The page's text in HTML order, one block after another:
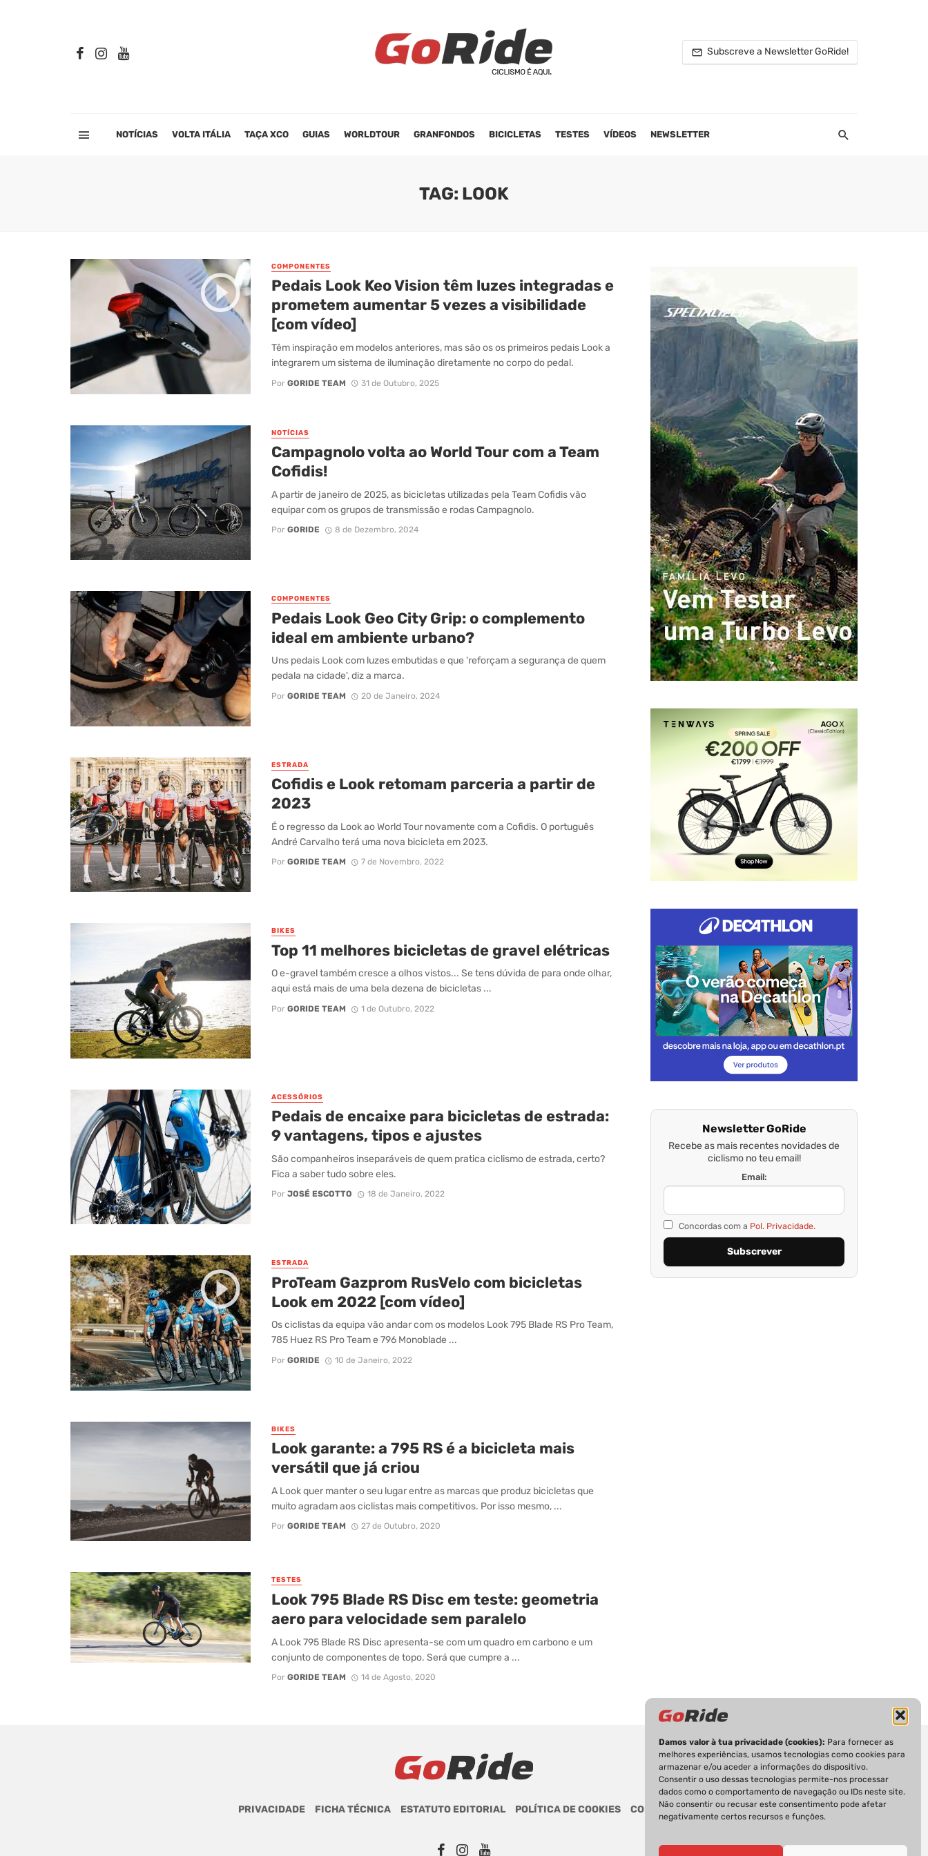
Damos valor à tua privacidade (cookies): Para fornecer as
melhores experiências, usamos tecnologias como cookies para
armazenar e/ou aceder a informações do dispositivo.
Consentir o uso dessas tecnologias permite-nos processar
dados como o comportamento de navegação ou IDs neste site.
Não consentir ou recusar este consentimento pode afetar
negativamente certos recursos e funções.
Subscreve a Newsletter GoRide!
NOTÍCIAS VOLTA ITÁLIA TAÇA XCO GUIAS WORLDTOUR GRANFONDOS BICICLETAS TESTES VÍDEOS NEWSLETTER
TAG: LOOK
COMPONENTES
Pedais Look Keo Vision têm luzes integradas e
prometem aumentar 5 vezes a visibilidade
[com vídeo]
Têm inspiração em modelos anteriores, mas são os os primeiros pedais Look a
integrarem um sistema de iluminação diretamente no corpo do pedal.
Por GORIDE TEAM 31 de Outubro, 2025
NOTÍCIAS
Campagnolo volta ao World Tour com a Team
Cofidis!
A partir de janeiro de 2025, as bicicletas utilizadas pela Team Cofidis vão
equipar com os grupos de transmissão e rodas Campagnolo.
Por GORIDE 8 de Dezembro, 2024
COMPONENTES
Pedais Look Geo City Grip: o complemento
ideal em ambiente urbano?
Uns pedais Look com luzes embutidas e que 'reforçam a segurança de quem
pedala na cidade', diz a marca.
Por GORIDE TEAM 20 de Janeiro, 2024
ESTRADA
Cofidis e Look retomam parceria a partir de
2023
É o regresso da Look ao World Tour novamente com a Cofidis. O português
André Carvalho terá uma nova bicicleta em 2023.
Por GORIDE TEAM 7 de Novembro, 2022
BIKES
Top 11 melhores bicicletas de gravel elétricas
O e-gravel também cresce a olhos vistos... Se tens dúvida de para onde olhar,
aqui está mais de uma bela dezena de bicicletas ...
Por GORIDE TEAM 1 de Outubro, 2022
ACESSÓRIOS
Pedais de encaixe para bicicletas de estrada:
9 vantagens, tipos e ajustes
São companheiros inseparáveis de quem pratica ciclismo de estrada, certo?
Fica a saber tudo sobre eles.
Por JOSÉ ESCOTTO 18 de Janeiro, 2022
ESTRADA
ProTeam Gazprom RusVelo com bicicletas
Look em 2022 [com vídeo]
Os ciclistas da equipa vão andar com os modelos Look 795 Blade RS Pro Team,
785 Huez RS Pro Team e 796 Monoblade ...
Por GORIDE 10 de Janeiro, 2022
BIKES
Look garante: a 795 RS é a bicicleta mais
versátil que já criou
A Look quer manter o seu lugar entre as marcas que produz bicicletas que
muito agradam aos ciclistas mais competitivos. Por isso mesmo, ...
Por GORIDE TEAM 27 de Outubro, 2020
TESTES
Look 795 Blade RS Disc em teste: geometria
aero para velocidade sem paralelo
A Look 795 Blade RS Disc apresenta-se com um quadro em carbono e um
conjunto de componentes de topo. Será que cumpre a ...
Por GORIDE TEAM 14 de Agosto, 2020
Newsletter GoRide
Recebe as mais recentes novidades de
ciclismo no teu email!
Email:
Concordas com a Pol. Privacidade.
PRIVACIDADE FICHA TÉCNICA ESTATUTO EDITORIAL POLÍTICA DE COOKIES CONTACTOS